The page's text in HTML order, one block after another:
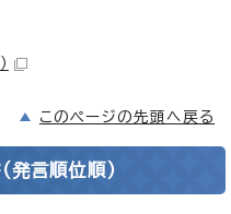
このページの先頭へ戻る
(発言順位順)